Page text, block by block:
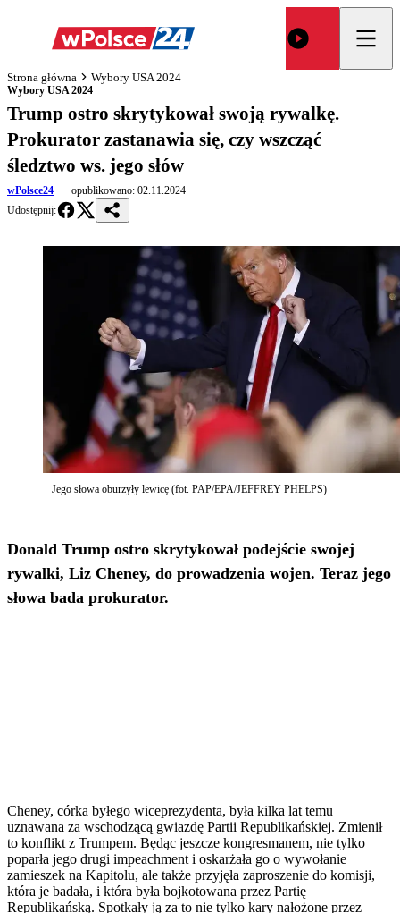
Strona główna Wybory USA 2024
Wybory USA 2024
Trump ostro skrytykował swoją rywalkę.
Prokurator zastanawia się, czy wszcząć
śledztwo ws. jego słów
wPolsce24 opublikowano: 02.11.2024
Udostępnij:
Jego słowa oburzyły lewicę (fot. PAP/EPA/JEFFREY PHELPS)
Donald Trump ostro skrytykował podejście swojej
rywalki, Liz Cheney, do prowadzenia wojen. Teraz jego
słowa bada prokurator.
Cheney, córka byłego wiceprezydenta, była kilka lat temu
uznawana za wschodzącą gwiazdę Partii Republikańskiej. Zmienił
to konflikt z Trumpem. Będąc jeszcze kongresmanem, nie tylko
poparła jego drugi impeachment i oskarżała go o wywołanie
zamieszek na Kapitolu, ale także przyjęła zaproszenie do komisji,
która je badała, i która była bojkotowana przez Partię
Republikańską. Spotkały ją za to nie tylko kary nałożone przez